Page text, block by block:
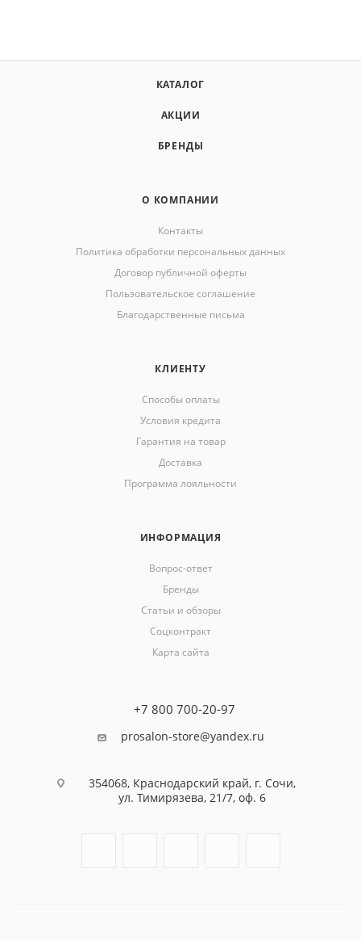
КАТАЛОГ
АКЦИИ
БРЕНДЫ
О КОМПАНИИ
Контакты
Политика обработки персональных данных
Договор публичной оферты
Пользовательское соглашение
Благодарственные письма
КЛИЕНТУ
Способы оплаты
Условия кредита
Гарантия на товар
Доставка
Программа лояльности
ИНФОРМАЦИЯ
Вопрос-ответ
Бренды
Статьи и обзоры
Соцконтракт
Карта сайта
+7 800 700-20-97
prosalon-store@yandex.ru
354068, Краснодарский край, г. Сочи,
ул. Тимирязева, 21/7, оф. 6